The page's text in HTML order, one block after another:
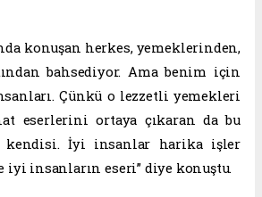
konuşan herkes, yemeklerinden,
bahsediyor. Ama benim için
Çünkü o lezzetli yemekleri
eserlerini ortaya çıkaran da bu
kendisi. İyi insanlar harika işler
iyi insanların eseri” diye konuştu.